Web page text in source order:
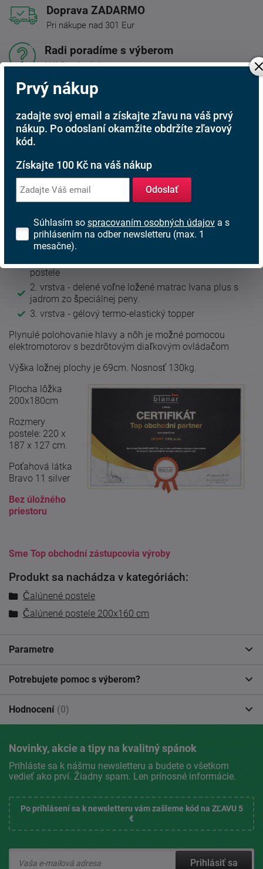
Doprava ZADARMO
Pri nákupe nad 301 Eur
Radi poradíme s výberom
Nájdite vhodný matrac
Rodinná firma
Astrid
typu Boxspring. Táto konštrukcia
lôžok je veľmi obľúbená v zahraničí. Je tiež hojne
Komfortné výšku ložnej plochy zaisťujú 3 vrstvy matraca:
1. vrstva - taštičkový matrac nahradzujúci funky
postele
2. vrstva - delené voľne ložené matrac Ivana plus s
jadrom zo špeciálnej peny.
3. vrstva - gélový termo-elastický topper
Plynulé polohovanie hlavy a nôh je možné pomocou
elektromotorov s bezdrôtovým diaľkovým ovládačom
Výška ložnej plochy je 69cm. Nosnosť 130kg.
Plocha lôžka
200x180cm
Rozmery
postele: 220 x
187 x 127 cm.
Poťahová látka
Bravo 11 silver
Bez úložného
priestoru
Sme Top obchodní zástupcovia výroby
Produkt sa nachádza v kategóriách:
Čalúnené postele
Čalúnené postele 200x160 cm
Parametre
Potrebujete pomoc s výberom?
Hodnocení (0)
Novinky, akcie a tipy na kvalitný spánok
Prihláste sa k nášmu newsletteru a budete o všetkom
vedieť ako prví. Žiadny spam. Len prínosné informácie.
Po prihlásení sa k newsletteru vám zašleme kód na ZĽAVU 5
€
Prihlásiť sa
Prvý nákup
zadajte svoj email a získajte zľavu na váš prvý
nákup. Po odoslaní okamžite obdržíte zľavový
kód.
Získajte 100 Kč na váš nákup
Odoslať
Súhlasím so spracovaním osobných údajov a s
prihlásením na odber newsletteru (max. 1
mesačne).